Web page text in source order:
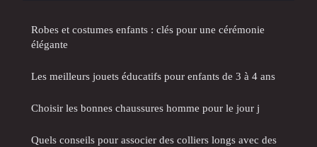
Robes et costumes enfants : clés pour une cérémonie
élégante
Les meilleurs jouets éducatifs pour enfants de 3 à 4 ans
Choisir les bonnes chaussures homme pour le jour j
Quels conseils pour associer des colliers longs avec des